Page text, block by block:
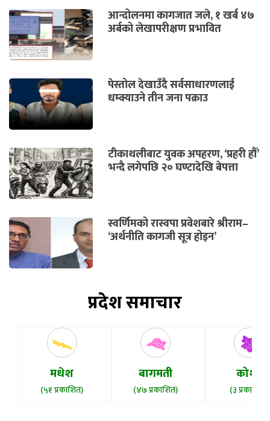
आन्दोलनमा कागजात जले, १ खर्ब ४७
अर्बको लेखापरीक्षण प्रभावित
पेस्तोल देखाउँदै सर्वसाधारणलाई
धम्क्याउने तीन जना पक्राउ
टीकाथलीबाट युवक अपहरण, ‘प्रहरी हौँ’
भन्दै लगेपछि २० घण्टादेखि बेपत्ता
स्वर्णिमको रास्वपा प्रवेशबारे श्रीराम–
‘अर्थनीति कागजी सूत्र होइन’
प्रदेश समाचार
मधेश
(५१ प्रकाशित)
बागमती
(४७ प्रकाशित)
कोशी
(३ प्रकाशित)